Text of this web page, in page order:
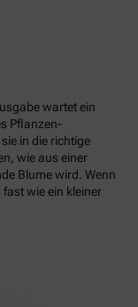
wartet ein
Pflanzen-
in die richtige
wie aus einer
Blume wird. Wenn
wie ein kleiner